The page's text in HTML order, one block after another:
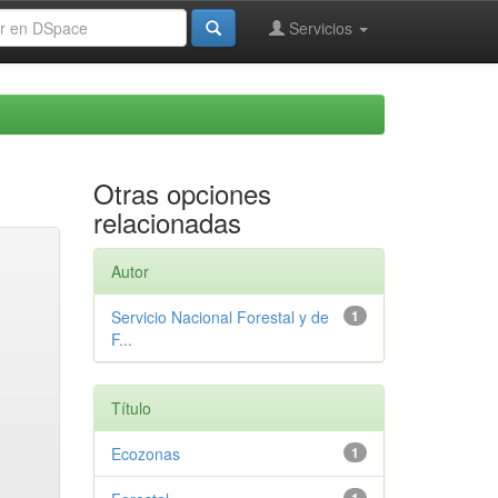
Servicios
Otras opciones
relacionadas
Autor
1
Servicio Nacional Forestal y de
F...
Título
1
Ecozonas